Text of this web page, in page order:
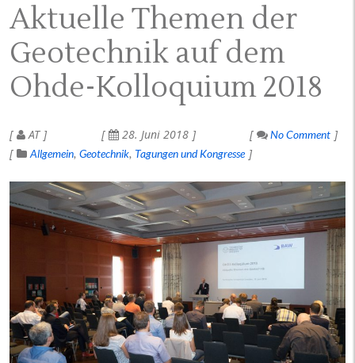
Aktuelle Themen der
Geotechnik auf dem
Ohde-Kolloquium 2018
AT 28. Juni 2018
No Comment
Allgemein Geotechnik Tagungen und Kongresse